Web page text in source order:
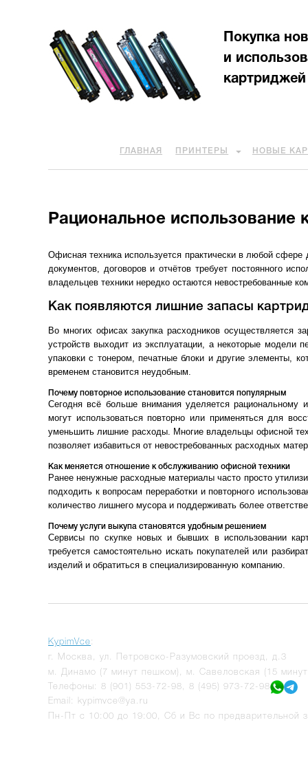
Покупка
и
картриджей
ГЛАВНАЯ ПРИНТЕРЫ НОВЫЕ
Рациональное
Офисная техника используется практически в любой
документов, договоров и отчётов требует постоянного
владельцев техники нередко остаются невостребованные
Как появляются лишние запасы
Во многих офисах закупка расходников осуществляется
устройств выходит из эксплуатации, а некоторые модели
упаковки с тонером, печатные блоки и другие элементы,
временем становится неудобным.
Почему повторное использование становится популярным
Сегодня всё больше внимания уделяется рациональному
могут использоваться повторно или применяться для
уменьшить лишние расходы. Многие владельцы офисной
позволяет избавиться от невостребованных расходных
Как меняется отношение к обслуживанию офисной техники
Ранее ненужные расходные материалы часто просто
подходить к вопросам переработки и повторного
количество лишнего мусора и поддерживать более
Почему услуги выкупа становятся удобным решением
Сервисы по скупке новых и бывших в использовании
требуется самостоятельно искать покупателей или
изделий и обратиться в специализированную компанию.
KypimVce:
г.
Москва
ул. Петровско-Разумовский проезд, д.3
м. Динамо (7 минут пешком), м. Савеловская (15
Телефоны: 8 (901) 553-72-98
8 (495) 973-72-98
Email: kypimvce@ya.ru
Пн-Пт с 10:00 до 19:00, Сб и Вс по предварительной